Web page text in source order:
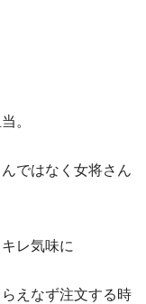
。
ではなく女将さん
レ気味に
えなず注文する時